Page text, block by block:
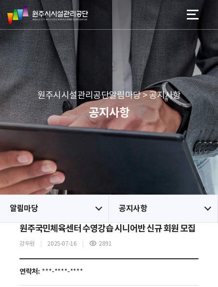
스
킵
네
비
게
이
션
본문 바로가기
메뉴 바로가기
원
주
시
시
설
관
리
공
단 원주시시설관리공단알림마당 > 공지사항
공지사항
알림마당 공지사항
원주국민체육센터 수영강습 시니어반 신규 회원 모집
강두원 2025-07-16
조
2891
연락처: ***-****-****